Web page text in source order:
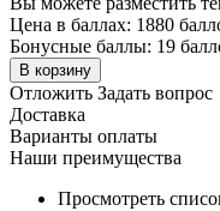
Цена в баллах: 1880
Бонусные баллы: 19
В корзину
Отложить Задать вопрос
Доставка
Варианты оплаты
Наши преимущества
Просмотреть